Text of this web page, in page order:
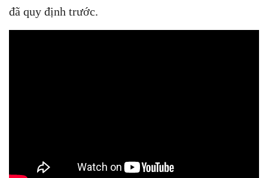
đã quy định trước.